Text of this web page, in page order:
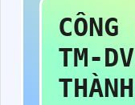
TM-